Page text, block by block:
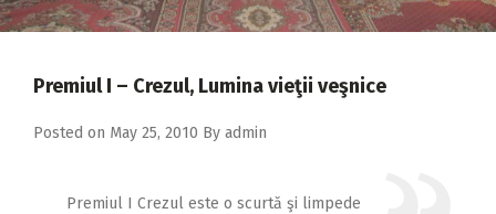
2018
2016
2015
Premiul I – Crezul, Lumina vieţii veşnice
Posted on May 25, 2010 By admin
Premiul I Crezul este o scurtă şi limpede